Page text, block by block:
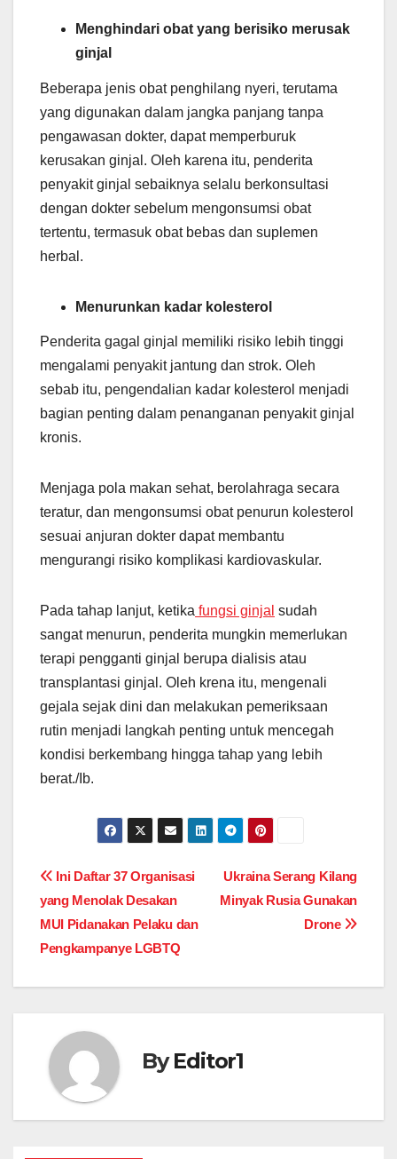
Menghindari obat yang berisiko merusak
ginjal
Beberapa jenis obat penghilang nyeri, terutama
yang digunakan dalam jangka panjang tanpa
pengawasan dokter, dapat memperburuk
kerusakan ginjal. Oleh karena itu, penderita
penyakit ginjal sebaiknya selalu berkonsultasi
dengan dokter sebelum mengonsumsi obat
tertentu, termasuk obat bebas dan suplemen
herbal.
Menurunkan kadar kolesterol
Penderita gagal ginjal memiliki risiko lebih tinggi
mengalami penyakit jantung dan strok. Oleh
sebab itu, pengendalian kadar kolesterol menjadi
bagian penting dalam penanganan penyakit ginjal
kronis.
Menjaga pola makan sehat, berolahraga secara
teratur, dan mengonsumsi obat penurun kolesterol
sesuai anjuran dokter dapat membantu
mengurangi risiko komplikasi kardiovaskular.
Pada tahap lanjut, ketika fungsi ginjal sudah
sangat menurun, penderita mungkin memerlukan
terapi pengganti ginjal berupa dialisis atau
transplantasi ginjal. Oleh krena itu, mengenali
gejala sejak dini dan melakukan pemeriksaan
rutin menjadi langkah penting untuk mencegah
kondisi berkembang hingga tahap yang lebih
berat./Ib.
Post
navigation
Ukraina Serang Kilang
Minyak Rusia Gunakan
Drone
Ini Daftar 37 Organisasi
yang Menolak Desakan
MUI Pidanakan Pelaku dan
Pengkampanye LGBTQ
ByEditor1